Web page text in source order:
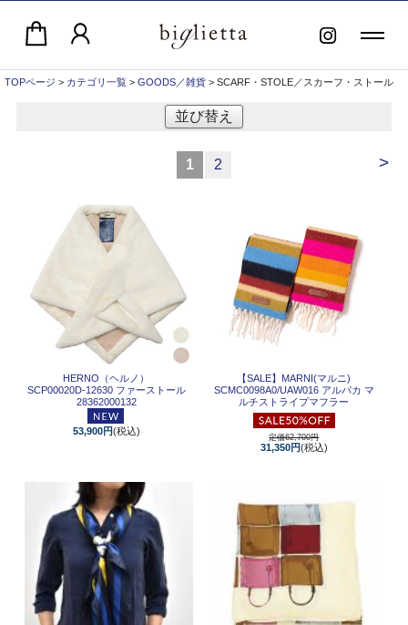
TOPページ > カテゴリ一覧 > GOODS／雑貨 > SCARF・STOLE／スカーフ・ストール
並び替え
>
1 2
HERNO（ヘルノ）
SCP00020D-12630 ファーストール
28362000132
53,900円(税込)
【SALE】 MARNI(マルニ)
SCMC0098A0/UAW016 アルパカ マ
ルチストライプマフラー
定価62,700円
31,350円(税込)